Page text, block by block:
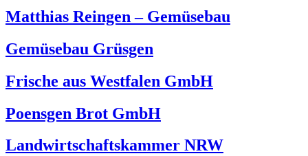
Matthias Reingen – Gemüsebau
Gemüsebau Grüsgen
Frische aus Westfalen GmbH
Poensgen Brot GmbH
Landwirtschaftskammer NRW